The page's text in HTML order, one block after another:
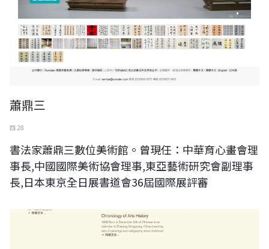
蕭鼎三
四 28
書法家蕭鼎三數位美術館。曾現任：中華育心畫會理
事長,中國國際美術協會理事,東亞藝術研究會副理事
長,日本東京全日展書道會36屆國際展評審